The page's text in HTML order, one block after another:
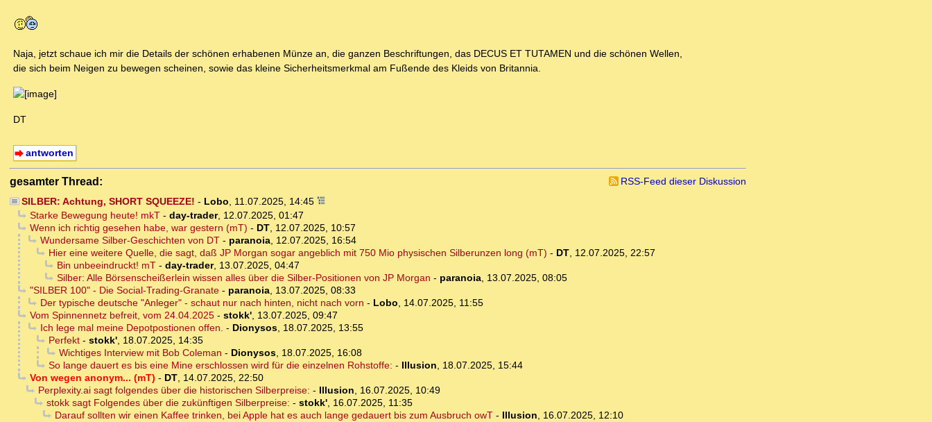
Naja, jetzt schaue ich mir die Details der schönen erhabenen Münze an, die ganzen Beschriftungen, das DECUS ET TUTAMEN und die schönen Wellen,
die sich beim Neigen zu bewegen scheinen, sowie das kleine Sicherheitsmerkmal am Fußende des Kleids von Britannia.
DT
antworten
gesamter Thread:
RSS-Feed dieser Diskussion
SILBER: Achtung, SHORT SQUEEZE! - Lobo, 11.07.2025, 14:45
Starke Bewegung heute! mkT- day-trader, 12.07.2025, 01:47
Wenn ich richtig gesehen habe, war gestern (mT) - DT, 12.07.2025, 10:57
Wundersame Silber-Geschichten von DT- paranoia, 12.07.2025, 16:54
Hier eine weitere Quelle, die sagt, daß JP Morgan sogar angeblich mit 750 Mio physischen Silberunzen long (mT) - DT, 12.07.2025, 22:57
Bin unbeeindruckt! mT- day-trader, 13.07.2025, 04:47
Silber: Alle Börsenscheißerlein wissen alles über die Silber-Positionen von JP Morgan - paranoia, 13.07.2025, 08:05
"SILBER 100" - Die Social-Trading-Granate- paranoia, 13.07.2025, 08:33
Der typische deutsche "Anleger" - schaut nur nach hinten, nicht nach vorn - Lobo, 14.07.2025, 11:55
Vom Spinnennetz befreit, vom 24.04.2025- stokk', 13.07.2025, 09:47
Ich lege mal meine Depotpostionen offen. - Dionysos, 18.07.2025, 13:55
Perfekt- stokk', 18.07.2025, 14:35
Wichtiges Interview mit Bob Coleman - Dionysos, 18.07.2025, 16:08
So lange dauert es bis eine Mine erschlossen wird für die einzelnen Rohstoffe: - Illusion, 18.07.2025, 15:44
Von wegen anonym... (mT) - DT, 14.07.2025, 22:50
Perplexity.ai sagt folgendes über die historischen Silberpreise: - Illusion, 16.07.2025, 10:49
stokk sagt Folgendes über die zukünftigen Silberpreise: - stokk', 16.07.2025, 11:35
Darauf sollten wir einen Kaffee trinken, bei Apple hat es auch lange gedauert bis zum Ausbruch owT- Illusion, 16.07.2025, 12:10